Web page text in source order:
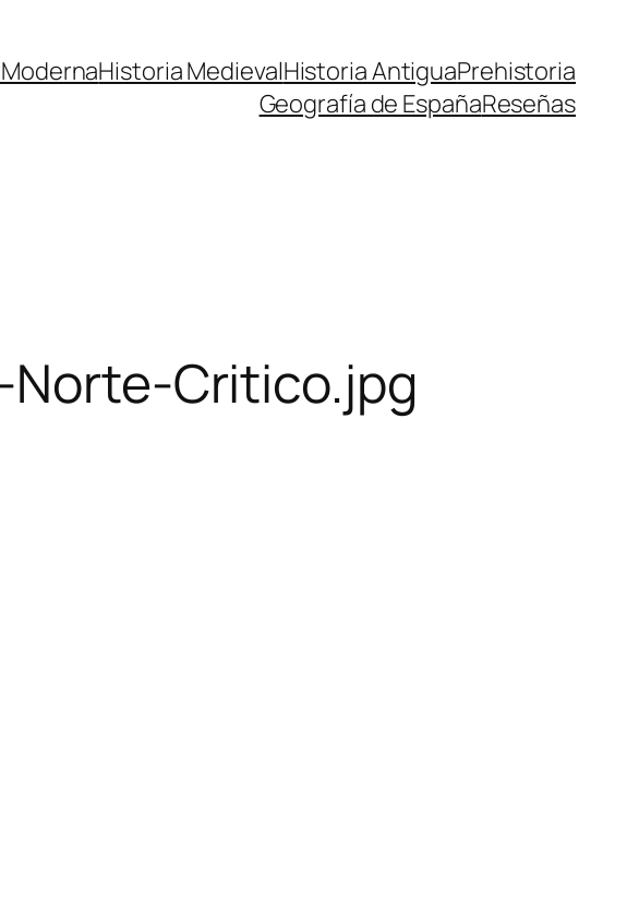
Historia MedievalHistoria AntiguaPrehistoria
Geografía de EspañaReseñas
Critico.jpg